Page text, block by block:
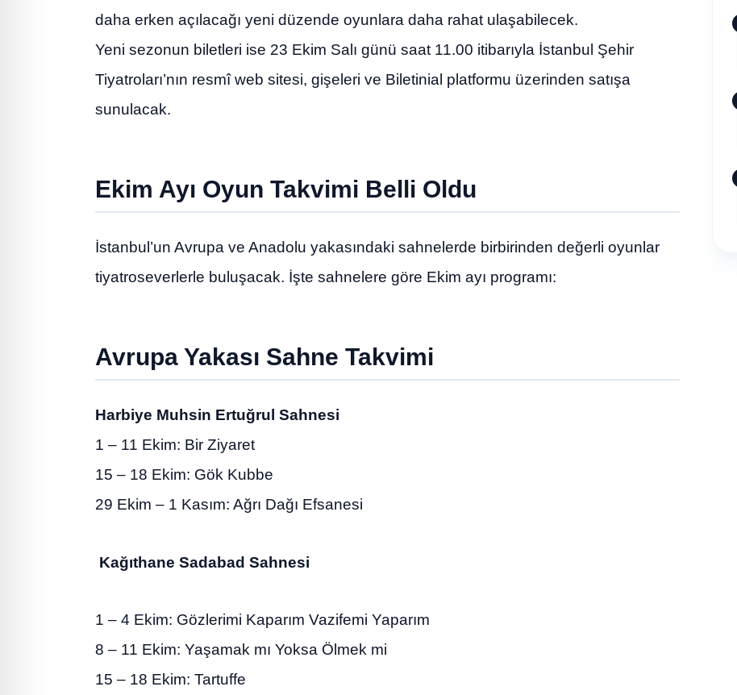
daha erken açılacağı yeni düzende oyunlara daha rahat ulaşabilecek.
Yeni sezonun biletleri ise 23 Ekim Salı günü saat 11.00 itibarıyla İstanbul Şehir
Tiyatroları’nın resmî web sitesi, gişeleri ve Biletinial platformu üzerinden satışa
sunulacak.
Ekim Ayı Oyun Takvimi Belli Oldu
İstanbul’un Avrupa ve Anadolu yakasındaki sahnelerde birbirinden değerli oyunlar
tiyatroseverlerle buluşacak. İşte sahnelere göre Ekim ayı programı:
Avrupa Yakası Sahne Takvimi
Harbiye Muhsin Ertuğrul Sahnesi
1 – 11 Ekim: Bir Ziyaret
15 – 18 Ekim: Gök Kubbe
29 Ekim – 1 Kasım: Ağrı Dağı Efsanesi
Kağıthane Sadabad Sahnesi
1 – 4 Ekim: Gözlerimi Kaparım Vazifemi Yaparım
8 – 11 Ekim: Yaşamak mı Yoksa Ölmek mi
15 – 18 Ekim: Tartuffe